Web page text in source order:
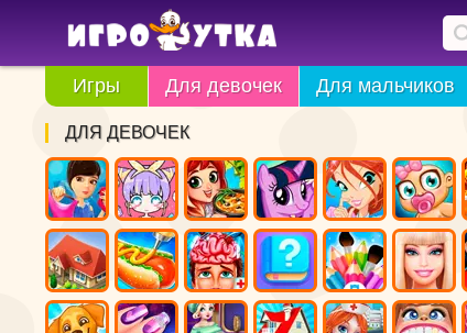
Игры Для девочек Для мальчиков
ДЛЯ ДЕВОЧЕК